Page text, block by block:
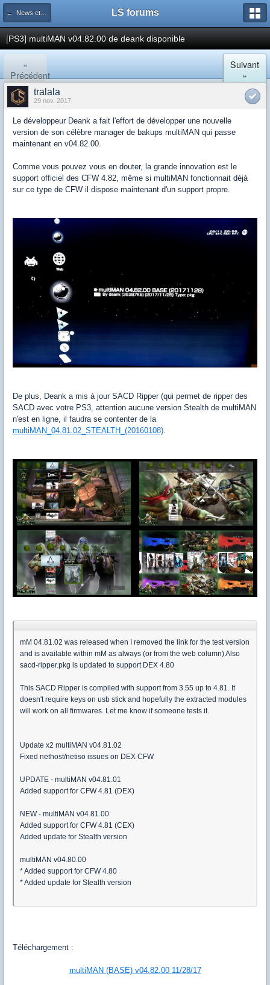
← News et actualités postées sur LS LS forums
[PS3] multiMAN v04.82.00 de deank disponible
«
Précédent
Suivant
»
tralala
29 nov. 2017
Le développeur Deank a fait l'effort de développer une nouvelle
version de son célèbre manager de bakups multiMAN qui passe
maintenant en v04.82.00.
Comme vous pouvez vous en douter, la grande innovation est le
support officiel des CFW 4.82, même si multiMAN fonctionnait déjà
sur ce type de CFW il dispose maintenant d'un support propre.
De plus, Deank a mis à jour SACD Ripper (qui permet de ripper des
SACD avec votre PS3, attention aucune version Stealth de multiMAN
n'est en ligne, il faudra se contenter de la
multiMAN_04.81.02_STEALTH_(20160108)
mM 04.81.02 was released when I removed the link for the test version
and is available within mM as always (or from the web column) Also
sacd-ripper.pkg is updated to support DEX 4.80
This SACD Ripper is compiled with support from 3.55 up to 4.81. It
doesn't require keys on usb stick and hopefully the extracted modules
will work on all firmwares. Let me know if someone tests it.
Update x2 multiMAN v04.81.02
Fixed nethost/netiso issues on DEX CFW
UPDATE - multiMAN v04.81.01
Added support for CFW 4.81 (DEX)
NEW - multiMAN v04.81.00
Added support for CFW 4.81 (CEX)
Added update for Stealth version
multiMAN v04.80.00
* Added support for CFW 4.80
* Added update for Stealth version
Téléchargement :
multiMAN (BASE) v04.82.00 11/28/17